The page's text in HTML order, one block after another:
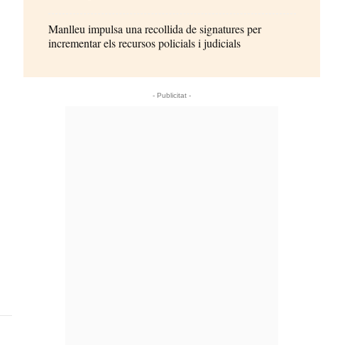
Manlleu impulsa una recollida de signatures per
incrementar els recursos policials i judicials
- Publicitat -